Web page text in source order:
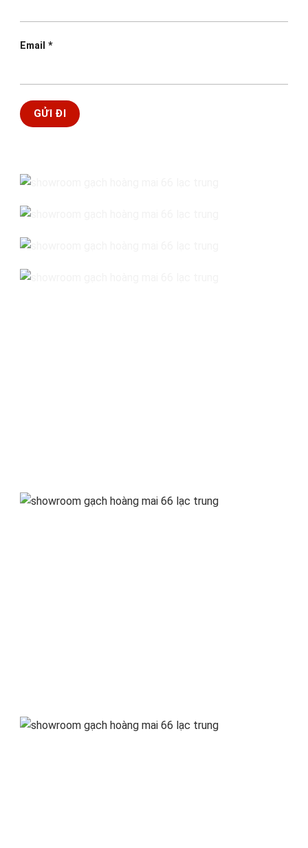
Email *